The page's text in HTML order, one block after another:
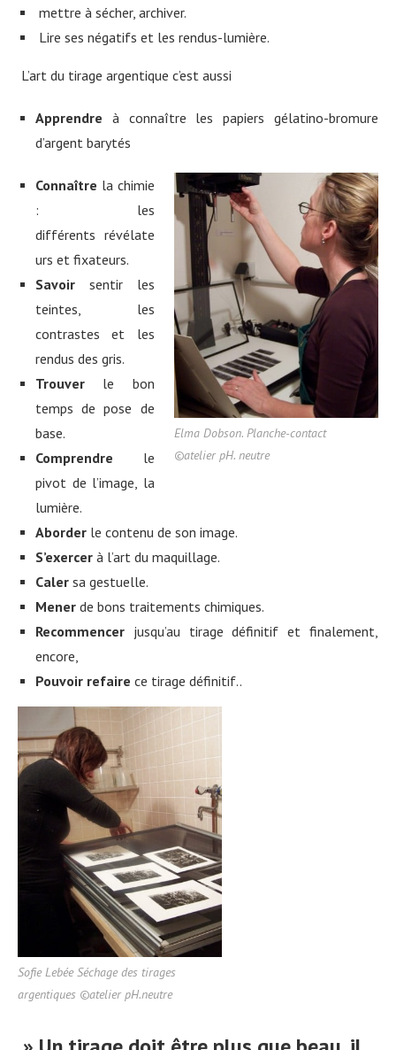
mettre à sécher, archiver.
Lire ses négatifs et les rendus-lumière.
L’art du tirage argentique c’est aussi
Apprendre à connaître les papiers gélatino-bromure
d’argent barytés
Elma Dobson. Planche-contact
©atelier pH. neutre
Connaître la chimie
: les
différents révélate
urs et fixateurs.
Savoir sentir les
teintes, les
contrastes et les
rendus des gris.
Trouver le bon
temps de pose de
base.
Comprendre le
pivot de l’image, la
lumière.
Aborder le contenu de son image.
S’exercer à l’art du maquillage.
Caler sa gestuelle.
Mener de bons traitements chimiques.
Recommencer jusqu’au tirage définitif et finalement,
encore,
Pouvoir refaire ce tirage définitif..
Sofie Lebée Séchage des tirages
argentiques ©atelier pH.neutre